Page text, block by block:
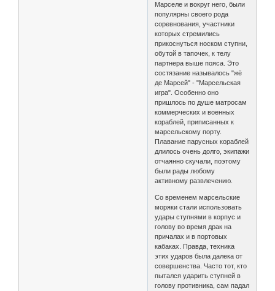
Марселе и вокруг него, были
популярны своего рода
соревнования, участники
которых стремились
прикоснуться носком ступни,
обутой в тапочек, к телу
партнера выше пояса. Это
состязание называлось "жё
де Марсей" - "Марсельская
игра". Особенно оно
пришлось по душе матросам
коммерческих и военных
кораблей, приписанных к
марсельскому порту.
Плавание парусных кораблей
длилось очень долго, экипажи
отчаянно скучали, поэтому
были рады любому
активному развлечению.
Со временем марсельские
моряки стали использовать
удары ступнями в корпус и
голову во время драк на
причалах и в портовых
кабаках. Правда, техника
этих ударов была далека от
совершенства. Часто тот, кто
пытался ударить ступней в
голову противника, сам падал